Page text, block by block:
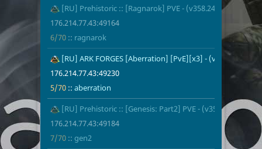
16 [RU] Prehistoric :: [Ragnarok] PVE - (v358.24)
176.214.77.43:49164
6/70 :: ragnarok
6/70
ragnarok
17 [RU] ARK FORGES [Aberration] [PvE][x3] - (v358.24)
176.214.77.43:49230
5/70 :: aberration
5/70
aberration
18 [RU] Prehistoric :: [Genesis: Part2] PVE - (v358.24)
176.214.77.43:49184
7/70 :: gen2
7/70
gen2